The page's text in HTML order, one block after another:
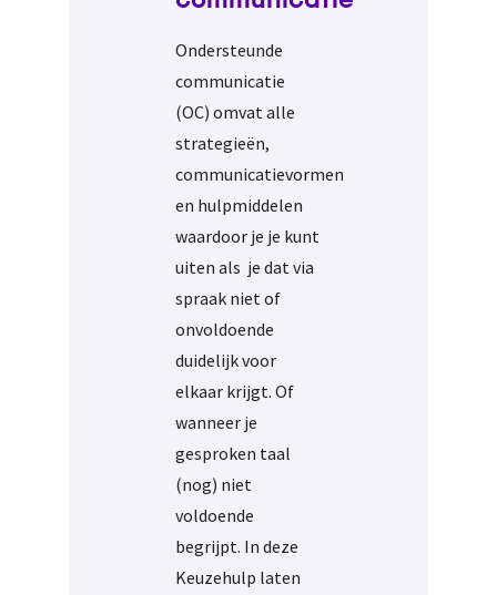
Ondersteunde
communicatie
(OC) omvat alle
strategieën,
communicatievormen
en hulpmiddelen
waardoor je je kunt
uiten als je dat via
spraak niet of
onvoldoende
duidelijk voor
elkaar krijgt. Of
wanneer je
gesproken taal
(nog) niet
voldoende
begrijpt. In deze
Keuzehulp laten